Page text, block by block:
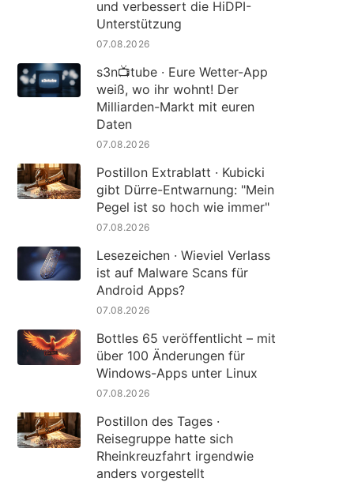
und verbessert die HiDPI-
Unterstützung
07.08.2026
s3n📺tube · Eure Wetter-App
weiß, wo ihr wohnt! Der
Milliarden-Markt mit euren
Daten
07.08.2026
Postillon Extrablatt · Kubicki
gibt Dürre-Entwarnung: "Mein
Pegel ist so hoch wie immer"
07.08.2026
Lesezeichen · Wieviel Verlass
ist auf Malware Scans für
Android Apps?
07.08.2026
Bottles 65 veröffentlicht – mit
über 100 Änderungen für
Windows-Apps unter Linux
07.08.2026
Postillon des Tages ·
Reisegruppe hatte sich
Rheinkreuzfahrt irgendwie
anders vorgestellt